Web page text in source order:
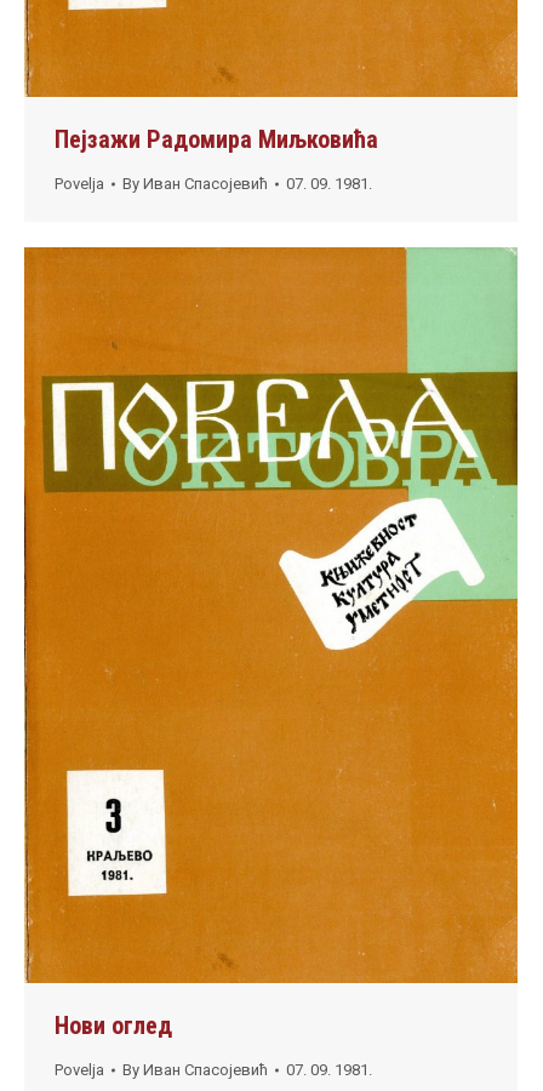
Пејзажи Радомира Миљковића
Povelja By Иван Спасојевић 07. 09. 1981.
Нови оглед
Povelja By Иван Спасојевић 07. 09. 1981.